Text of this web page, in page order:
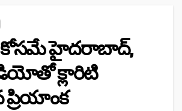
హైదరాబాద్,
క్లారిటి
ప్రియాంక